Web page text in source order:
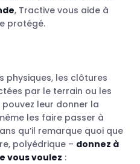
, Tractive vous aide à
protégé.
physiques, les clôtures
par le terrain ou les
leur donner la
les faire passer à
qu’il remarque quoi que
polyédrique – donnez à
vous voulez :